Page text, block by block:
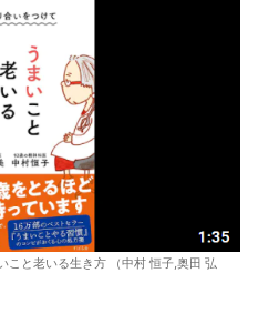
こと老いる生き方 （中村 恒子,奥田 弘